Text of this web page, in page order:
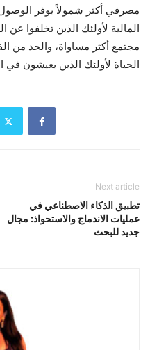
مصرفي أكثر شمولاً يوفر
المالية لأولئك الذين تخلفوا
مجتمع أكثر مساواة، والحد من
الحياة لأولئك الذين يعيشون
Next article
تطبيق الذكاء الاصطناعي في
عمليات الاندماج والاستحواذ: مجال
جديد للبحث